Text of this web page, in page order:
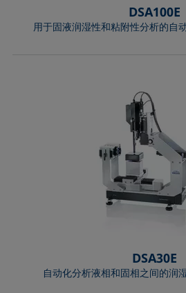
DSA100E
用于固液润湿性和粘附性分析的自
DSA30E
自动化分析液相和固相之间的润